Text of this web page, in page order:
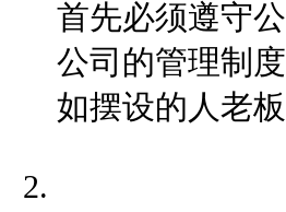
首先必须遵守
公司的管理制
如摆设的人老